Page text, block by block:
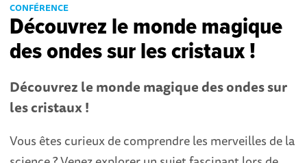
CONFÉRENCE
Découvrez le monde magique
des ondes sur les cristaux !
Découvrez le monde magique des ondes sur
les cristaux !
Vous êtes curieux de comprendre les merveilles de la